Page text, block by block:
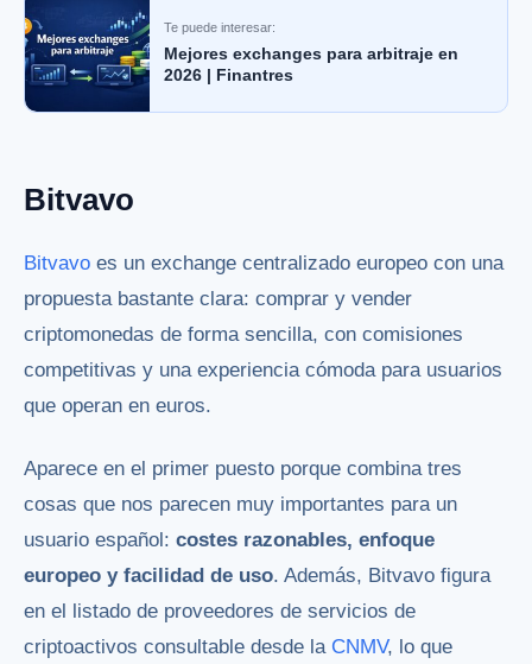
Te puede interesar:
Mejores exchanges para arbitraje en
2026 | Finantres
Bitvavo
Bitvavo es un exchange centralizado europeo con una
propuesta bastante clara: comprar y vender
criptomonedas de forma sencilla, con comisiones
competitivas y una experiencia cómoda para usuarios
que operan en euros.
Aparece en el primer puesto porque combina tres
cosas que nos parecen muy importantes para un
usuario español: costes razonables, enfoque
europeo y facilidad de uso. Además, Bitvavo figura
en el listado de proveedores de servicios de
criptoactivos consultable desde la CNMV, lo que